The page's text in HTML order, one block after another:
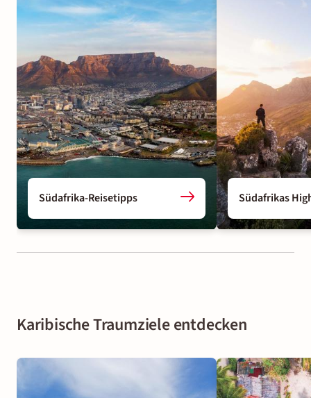
Südafrika-Reisetipps Südafrikas
Karibische Traumziele entdecken